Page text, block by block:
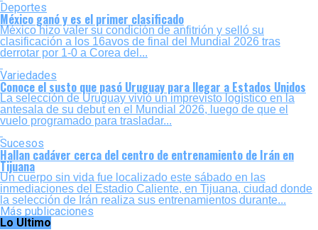
Deportes
México ganó y es el primer clasificado
México hizo valer su condición de anfitrión y selló su
clasificación a los 16avos de final del Mundial 2026 tras
derrotar por 1-0 a Corea del...
Variedades
Conoce el susto que pasó Uruguay para llegar a Estados Unidos
La selección de Uruguay vivió un imprevisto logístico en la
antesala de su debut en el Mundial 2026, luego de que el
vuelo programado para trasladar...
Sucesos
Hallan cadáver cerca del centro de entrenamiento de Irán en
Tijuana
Un cuerpo sin vida fue localizado este sábado en las
inmediaciones del Estadio Caliente, en Tijuana, ciudad donde
la selección de Irán realiza sus entrenamientos durante...
Más publicaciones
Lo Ultimo